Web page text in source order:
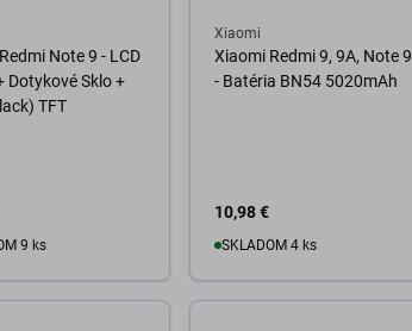
Note 9 - LCD
Dotykové Sklo +
TFT
9 ks
Xiaomi
Xiaomi Redmi 9, 9A, Note 9
- Batéria BN54 5020mAh
10,98 €
SKLADOM 4 ks